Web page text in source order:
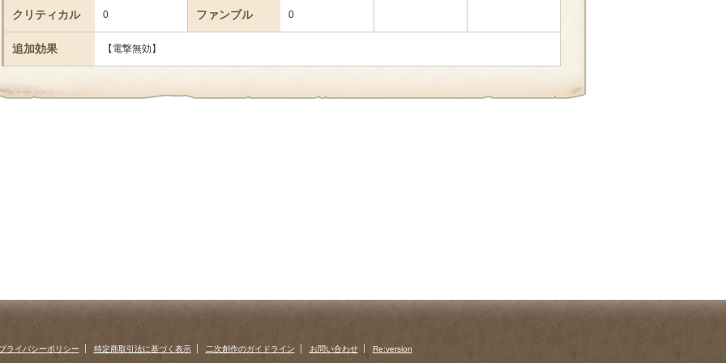
クリティカル 0 ファンブル 0
追加効果 【電撃無効】
ライバシーポリシー 特定商取引法に基づく表示 二次創作のガイドライン お問い合わせ Re:version